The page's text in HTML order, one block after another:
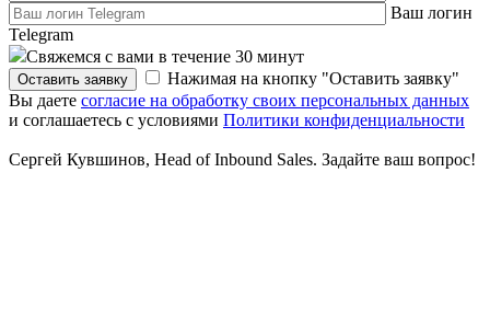
Ваш логин
Telegram
Свяжемся с вами в течение 30 минут
Оставить заявку
Нажимая на кнопку "Оставить заявку"
Вы даете согласие на обработку своих персональных данных
и соглашаетесь с условиями Политики конфиденциальности
Сергей Кувшинов, Head of Inbound Sales. Задайте ваш вопрос!